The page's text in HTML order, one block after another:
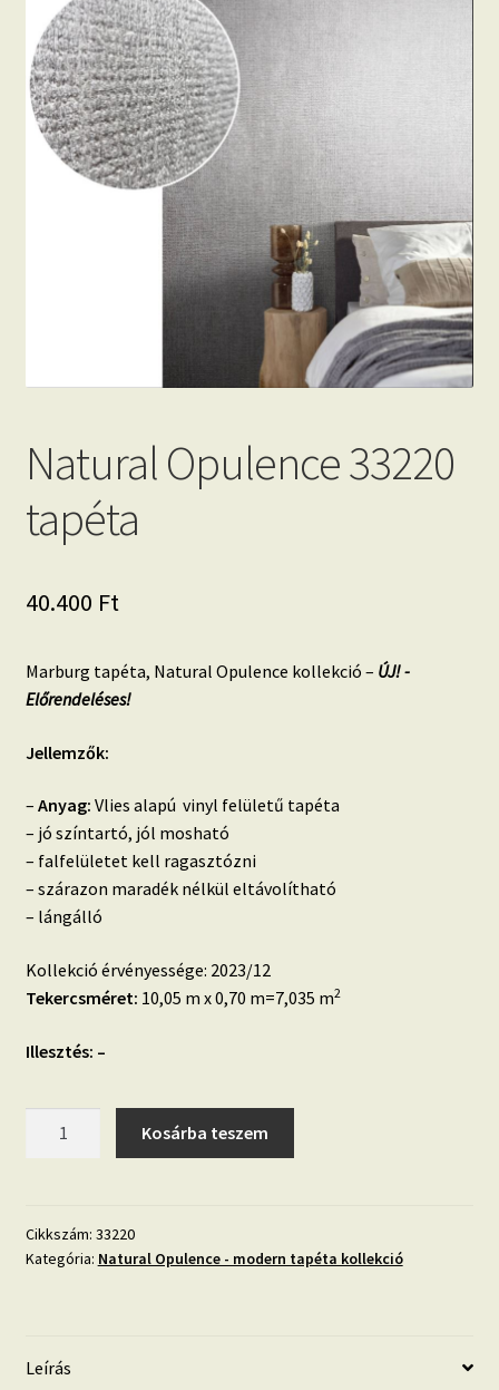
Mi az a fotótapéta?
Tapétázási tanácsok
Beton hatású tapéták
Kapcsolat
Natural Opulence 33220
tapéta
40.400 Ft
Marburg tapéta, Natural Opulence kollekció – ÚJ! -
Előrendeléses!
Jellemzők:
– Anyag: Vlies alapú vinyl felületű tapéta
– jó színtartó, jól mosható
– falfelületet kell ragasztózni
– szárazon maradék nélkül eltávolítható
– lángálló
Kollekció érvényessége: 2023/12
Tekercsméret: 10,05 m x 0,70 m=7,035 m2
Illesztés: –
mennyiség
Kosárba teszem
Cikkszám: 33220
Kategória: Natural Opulence - modern tapéta kollekció
Leírás